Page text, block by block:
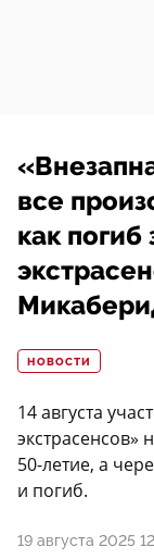
все
как
НОВОСТИ
14 августа
экстрасенсов»
50-летие, а
и погиб.
19 августа 2025